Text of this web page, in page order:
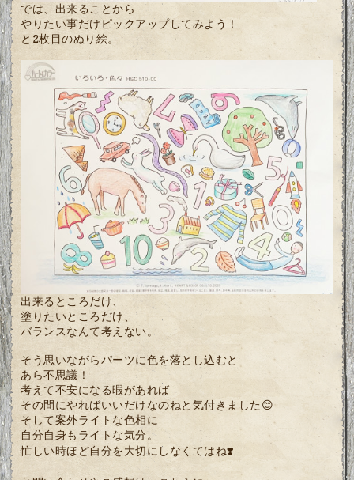
では、出来ることから
やりたい事だけピックアップしてみよう！
と2枚目のぬり絵。
出来るところだけ、
塗りたいところだけ、
バランスなんて考えない。
そう思いながらパーツに色を落とし込むと
あら不思議！
考えて不安になる暇があれば
その間にやればいいだけなのねと気付きました😊
そして案外ライトな色相に
自分自身もライトな気分。
忙しい時ほど自分を大切にしなくてはね❣️